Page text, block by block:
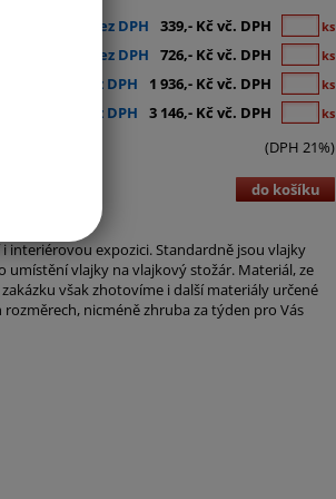
280,- Kč bez DPH 339,- Kč vč. DPH ks
600,- Kč bez DPH 726,- Kč vč. DPH ks
1 600,- Kč bez DPH 1 936,- Kč vč. DPH ks
2 600,- Kč bez DPH 3 146,- Kč vč. DPH ks
(DPH 21%)
do košíku
interiérovou expozici. Standardně jsou vlajky
vlajky na vlajkový stožár. Materiál, ze
však zhotovíme i další materiály určené
nicméně zhruba za týden pro Vás